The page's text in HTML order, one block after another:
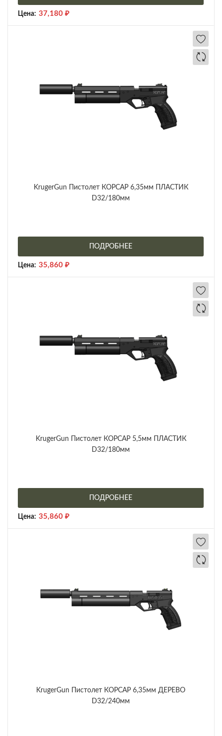
Цена: 37,180 ₽
KrugerGun Пистолет КОРСАР 6,35мм ПЛАСТИК
D32/180мм
ПОДРОБНЕЕ
Цена: 35,860 ₽
KrugerGun Пистолет КОРСАР 5,5мм ПЛАСТИК
D32/180мм
ПОДРОБНЕЕ
Цена: 35,860 ₽
KrugerGun Пистолет КОРСАР 6,35мм ДЕРЕВО
D32/240мм